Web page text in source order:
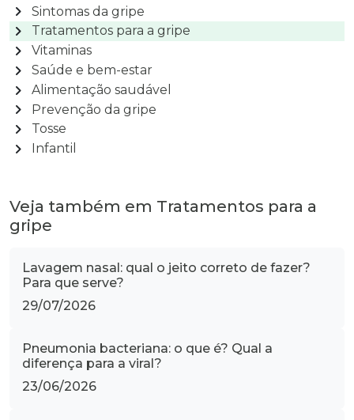
chevron_right Sintomas da gripe
chevron_right Tratamentos para a gripe
chevron_right Vitaminas
chevron_right Saúde e bem-estar
chevron_right Alimentação saudável
chevron_right Prevenção da gripe
chevron_right Tosse
chevron_right Infantil
Veja também em Tratamentos para a
gripe
Lavagem nasal: qual o jeito correto de fazer?
Para que serve?
29/07/2026
Pneumonia bacteriana: o que é? Qual a
diferença para a viral?
23/06/2026